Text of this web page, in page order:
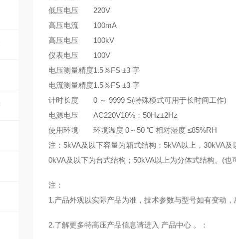
低压电压
220V
高压电流
100mA
高压电压
100kV
仪表电压
100V
电压测量精度1.5％FS ±3 字
电流测量精度1.5％FS ±3 字
计时长度
0 ～ 9999 S(特殊模式可用于长时间工作)
电源电压
AC220V10%；50Hz±2Hz
使用环境
环境温度 0～50 ℃ 相对湿度 ≤85%RH
注：5kVA及以下容量为箱式结构；5kVA以上，30kVA
0kVA及以下为台式结构；50kVA以上为分体式结构。(也
注：
1.产品外观以实际产品为准，技术参数与型号如有变动
2.了解更多特高压产品信息请进入 产品中心 。：